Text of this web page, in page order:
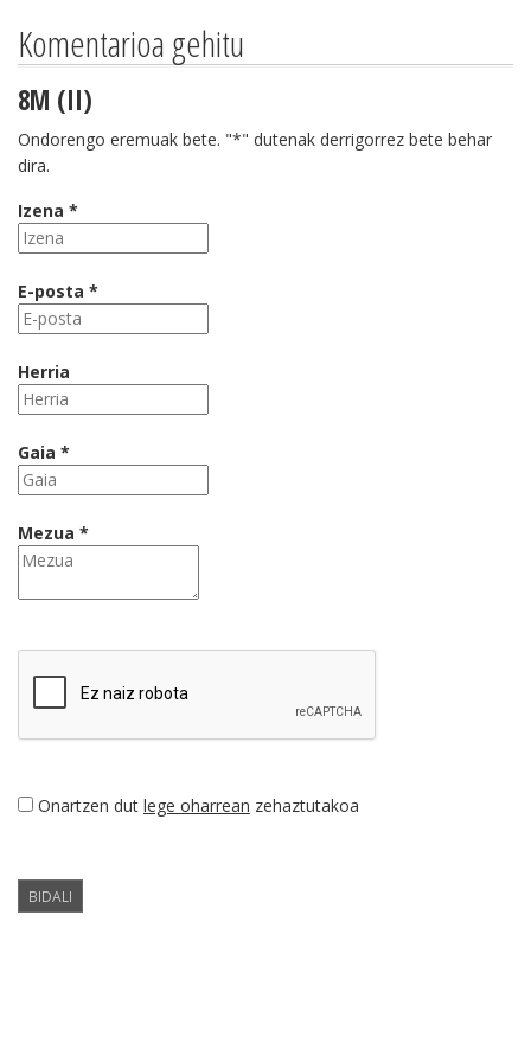
Komentarioa gehitu
8M (II)
Ondorengo eremuak bete. "*" dutenak derrigorrez bete behar
dira.
Izena *
E-posta *
Herria
Gaia *
Mezua *
Onartzen dut lege oharrean zehaztutakoa
BIDALI